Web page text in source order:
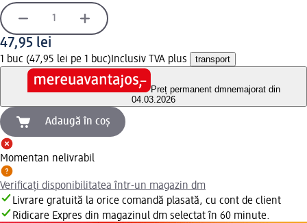
47,95 lei
1 buc (47,95 lei pe 1 buc) Inclusiv TVA plus transport
Preț permanent dmnemajorat din
04.03.2026
Adaugă în coș
Momentan nelivrabil
Verificați disponibilitatea într-un magazin dm
Livrare gratuită la orice comandă plasată, cu cont de client
Ridicare Expres din magazinul dm selectat în 60 minute.